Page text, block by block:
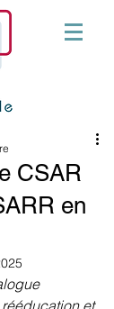
CSAR
en
et